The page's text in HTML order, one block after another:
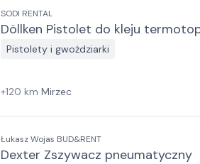
SODI RENTAL
Döllken Pistolet do kleju
Pistolety i gwożdziarki
+120 km Mirzec
Łukasz Wojas BUD&RENT
Dexter Zszywacz pneumatyczny